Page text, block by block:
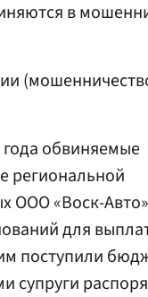
в
обвиняемые
региональной
ООО «Воск-
для
поступили
супруги